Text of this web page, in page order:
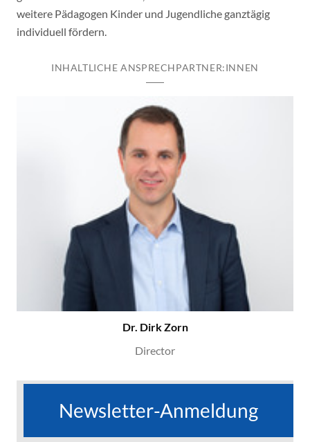
weitere Pädagogen Kinder und Jugendliche ganztägig
individuell fördern.
INHALTLICHE ANSPRECHPARTNER:INNEN
Dr. Dirk Zorn
Director
Newsletter-Anmeldung